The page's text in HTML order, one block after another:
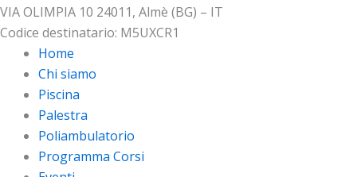
VIA OLIMPIA 10 24011, Almè (BG) – IT
Codice destinatario: M5UXCR1
Home
Chi siamo
Piscina
Palestra
Poliambulatorio
Programma Corsi